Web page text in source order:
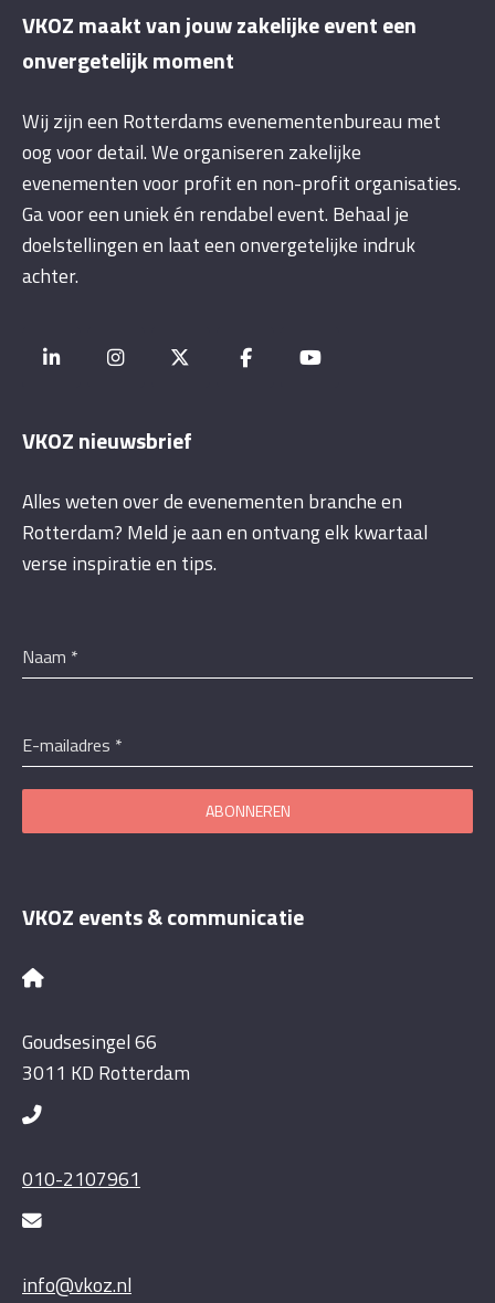
VKOZ maakt van jouw zakelijke event een
onvergetelijk moment
Wij zijn een Rotterdams evenementenbureau met
oog voor detail. We organiseren zakelijke
evenementen voor profit en non-profit organisaties.
Ga voor een uniek én rendabel event. Behaal je
doelstellingen en laat een onvergetelijke indruk
achter.
VKOZ nieuwsbrief
Alles weten over de evenementen branche en
Rotterdam? Meld je aan en ontvang elk kwartaal
verse inspiratie en tips.
Naam *
E-mailadres *
ABONNEREN
VKOZ events & communicatie
Goudsesingel 66
3011 KD Rotterdam
010-2107961
info@vkoz.nl